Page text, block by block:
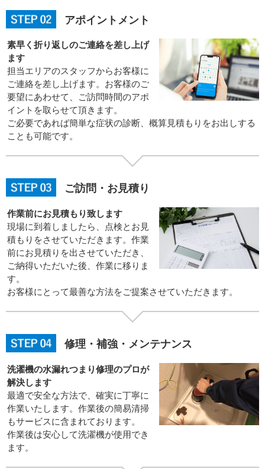
アポイントメント
素早く折り返しのご連絡を差し上げ
ます
担当エリアのスタッフからお客様に
ご連絡を差し上げます。お客様のご
要望にあわせて、ご訪問時間のアポ
イントを取らせて頂きます。
ご必要であれば簡単な症状の診断、概算見積もりをお出しする
ことも可能です。
ご訪問・お見積り
作業前にお見積もり致します
現場に到着しましたら、点検とお見
積もりをさせていただきます。作業
前にお見積りを出させていただき、
ご納得いただいた後、作業に移りま
す。
お客様にとって最善な方法をご提案させていただきます。
修理・補強・メンテナンス
洗濯機の水漏れつまり修理のプロが
解決します
最適で安全な方法で、確実に丁寧に
作業いたします。作業後の簡易清掃
もサービスに含まれております。
作業後は安心して洗濯機が使用でき
ます。